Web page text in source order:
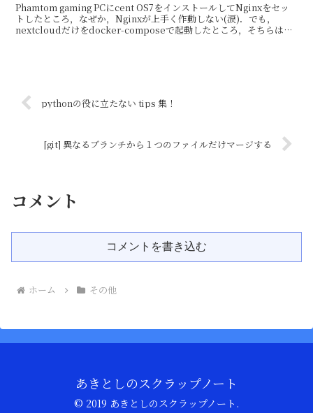
Phamtom gaming PCにcent OS7をインストールしてNginxをセッ
トしたところ，なぜか，Nginxが上手く作動しない(涙)．でも，
nextcloudだけをdocker-composeで起動したところ，そちらはな
pythonの役に立たない tips 集！
[git] 異なるブランチから１つのファイルだけマージする
コメント
コメントを書き込む
ホーム その他
あきとしのスクラップノート
© 2019 あきとしのスクラップノート.